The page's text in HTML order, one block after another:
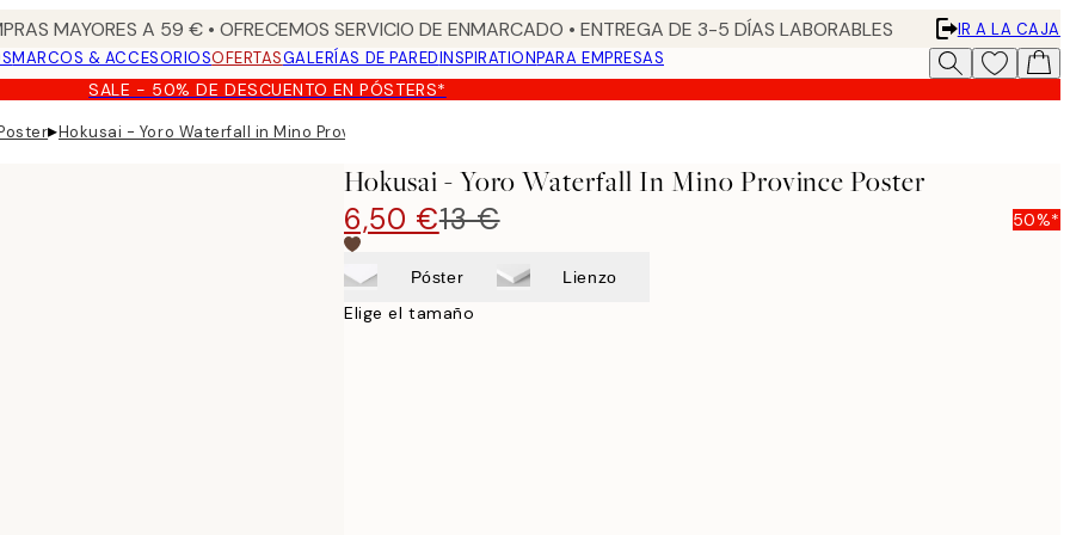
MAYORES A 59 € • OFRECEMOS SERVICIO DE ENMARCADO • ENTREGA DE 3-5 DÍAS LABORABLES
IR A LA CAJA
MARCOS & ACCESORIOSOFERTASGALERÍAS DE PAREDINSPIRATIONPARA EMPRESAS
SALE - 50% DE DESCUENTO EN PÓSTERS*
▸Hokusai - Yoro Waterfall in Mino Province Poster
Hokusai - Yoro Waterfall In Mino Province Poster
6,50 €13 € 50%*
Póster Lienzo
Elige el tamaño